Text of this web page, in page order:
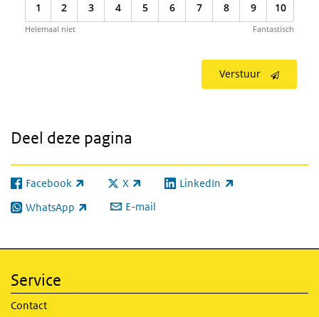
1 2 3 4 5 6 7 8 9 10
Helemaal niet Fantastisch
Verstuur
Deel deze pagina
Facebook
(externe link) X
(externe link) LinkedIn
(externe link)
WhatsApp
(externe link) E-mail
Service
Contact